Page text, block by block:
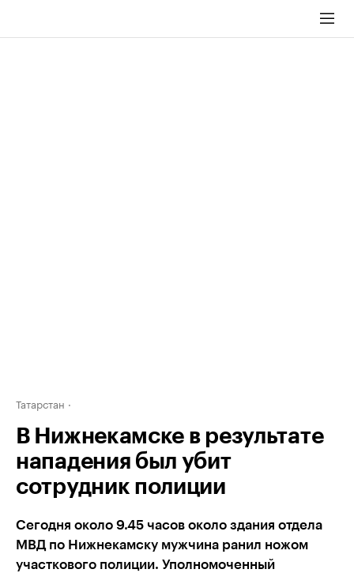
Татарстан
В Нижнекамске в результате
нападения был убит
сотрудник полиции
Сегодня около 9.45 часов около здания отдела
МВД по Нижнекамску мужчина ранил ножом
участкового полиции. Уполномоченный